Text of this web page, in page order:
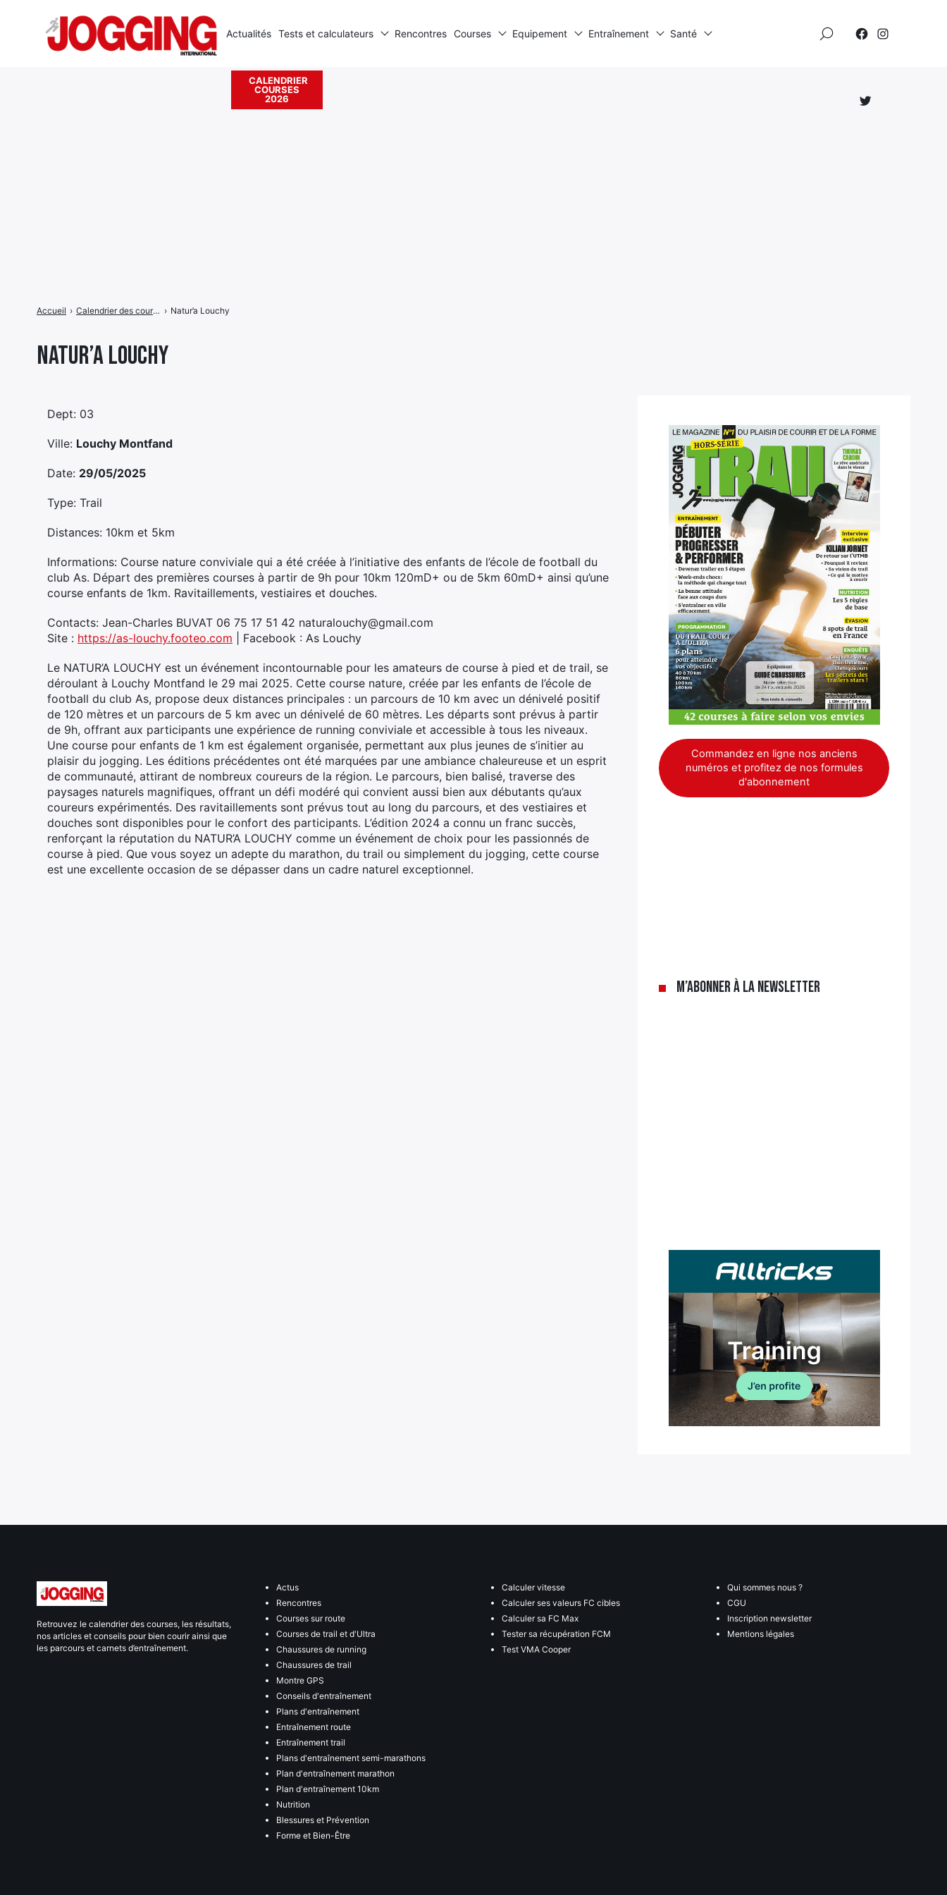
Natur’a Louchy
Accueil › Calendrier des courses › Natur’a Louchy
Dept: 03
Ville: Louchy Montfand
Date: 29/05/2025
Type: Trail
Distances: 10km et 5km
Informations: Course nature conviviale qui a été créée à l’initiative des enfants de l’école de football du
club As. Départ des premières courses à partir de 9h pour 10km 120mD+ ou de 5km 60mD+ ainsi qu’une
course enfants de 1km. Ravitaillements, vestiaires et douches.
Contacts: Jean-Charles BUVAT 06 75 17 51 42 naturalouchy@gmail.com
Site : https://as-louchy.footeo.com | Facebook : As Louchy
Le NATUR’A LOUCHY est un événement incontournable pour les amateurs de course à pied et de trail, se
déroulant à Louchy Montfand le 29 mai 2025. Cette course nature, créée par les enfants de l’école de
football du club As, propose deux distances principales : un parcours de 10 km avec un dénivelé positif
de 120 mètres et un parcours de 5 km avec un dénivelé de 60 mètres. Les départs sont prévus à partir
de 9h, offrant aux participants une expérience de running conviviale et accessible à tous les niveaux.
Une course pour enfants de 1 km est également organisée, permettant aux plus jeunes de s’initier au
plaisir du jogging. Les éditions précédentes ont été marquées par une ambiance chaleureuse et un esprit
de communauté, attirant de nombreux coureurs de la région. Le parcours, bien balisé, traverse des
paysages naturels magnifiques, offrant un défi modéré qui convient aussi bien aux débutants qu’aux
coureurs expérimentés. Des ravitaillements sont prévus tout au long du parcours, et des vestiaires et
douches sont disponibles pour le confort des participants. L’édition 2024 a connu un franc succès,
renforçant la réputation du NATUR’A LOUCHY comme un événement de choix pour les passionnés de
course à pied. Que vous soyez un adepte du marathon, du trail ou simplement du jogging, cette course
est une excellente occasion de se dépasser dans un cadre naturel exceptionnel.
Commandez en ligne nos anciens
numéros et profitez de nos formules
d'abonnement
M’abonner à la newsletter
Actualités Tests et calculateurs Rencontres Courses Equipement Entraînement Santé
CALENDRIER
COURSES
2026
Élément
Retrouvez le calendrier des courses, les résultats,
nos articles et conseils pour bien courir ainsi que
les parcours et carnets d’entraînement.
Actus
Rencontres
Courses sur route
Courses de trail et d'Ultra
Chaussures de running
Chaussures de trail
Montre GPS
Conseils d'entraînement
Plans d'entraînement
Entraînement route
Entraînement trail
Plans d'entraînement semi-marathons
Plan d'entraînement marathon
Plan d'entraînement 10km
Nutrition
Blessures et Prévention
Forme et Bien-Être
Calculer vitesse
Calculer ses valeurs FC cibles
Calculer sa FC Max
Tester sa récupération FCM
Test VMA Cooper
Qui sommes nous ?
CGU
Inscription newsletter
Mentions légales
Rechercher